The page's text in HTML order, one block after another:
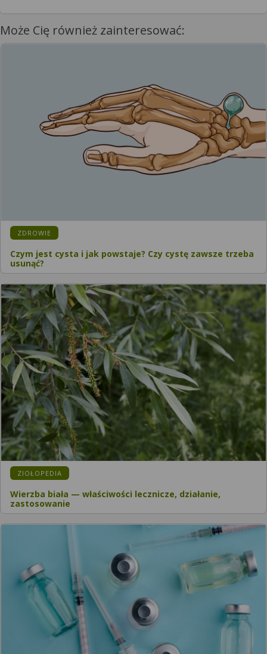
Może Cię również zainteresować:
KATEGORIA:
ZDROWIE
Czym jest cysta i jak powstaje? Czy cystę zawsze trzeba
usunąć?
KATEGORIA:
ZIOŁOPEDIA
Wierzba biała — właściwości lecznicze, działanie,
zastosowanie